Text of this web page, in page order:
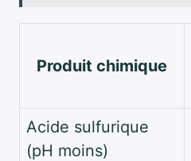
Produit chimique
Acide sulfurique
(pH moins)